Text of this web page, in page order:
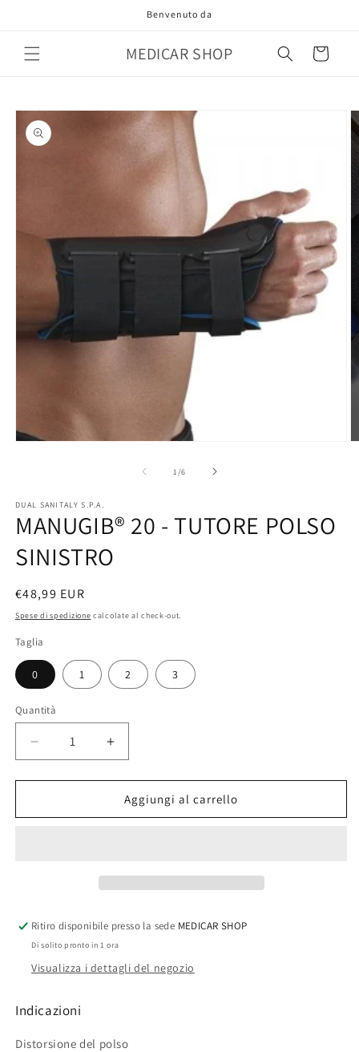
Benvenuto da
MEDICAR SHOP Carrello
Passa alle
informazioni
sul prodotto
finestra
modale
1 /su
6
DUAL SANITALY S.P.A.
MANUGIB® 20 - TUTORE POLSO
SINISTRO
Prezzo
di
€48,99 EUR
Spese di spedizione calcolate al check-out.
Taglia
0 1 2 3
Quantità
Quantità
Diminuisci
quantità
per
20
Aumenta
quantità
per
MANUGIB®
20
Aggiungi al carrello
Ritiro disponibile presso la sede MEDICAR SHOP
Di solito pronto in 1 ora
Visualizza i dettagli del negozio
Indicazioni
Distorsione del polso